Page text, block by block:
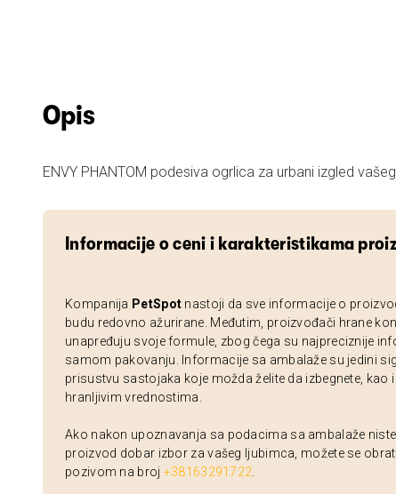
Opis
ENVY PHANTOM podesiva ogrlica za urbani izgled
Informacije o ceni i karakteristikama
Kompanija PetSpot nastoji da sve informacije o
budu redovno ažurirane. Međutim, proizvođači hrane
unapređuju svoje formule, zbog čega su najpreciznije
samom pakovanju. Informacije sa ambalaže su jedini
prisustvu sastojaka koje možda želite da izbegnete, kao
hranljivim vrednostima.
Ako nakon upoznavanja sa podacima sa ambalaže
proizvod dobar izbor za vašeg ljubimca, možete se
pozivom na broj +38163291722